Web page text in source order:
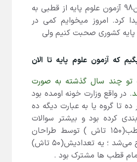
تقریبا اوایل بهمن98 آزمون علوم پایه از قطبی به
کرد. امروز میخوایم کمی در
پایه کشوری صحبت کنیم ولی
که آزمون علوم پایه تا الان
تو چند سال گذشته به صورت
. در واقع وزارت خونه اومده بود
ده تا گروه یا به عبارت دیگه ده
کرده بود و بیشتر سوالات
علوم پایه هر قطب(۱۵۰ تاش ) توسط طراحان
همون قطب طرح می‌شد ؛ یه تعدادیش(۵۰ تاش)
قطب ها مشترک بود .